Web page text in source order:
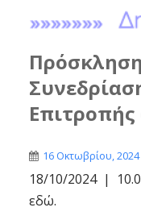
16 Οκτωβρίου, 2024
18/10/2024 |
εδώ.